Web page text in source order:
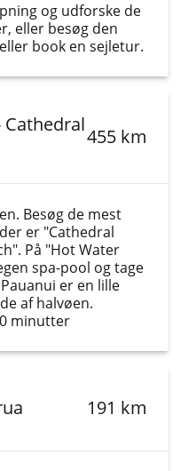
og udforske de
eller besøg den
book en sejletur.
Cathedral
455 km
Besøg de mest
er "Cathedral
På "Hot Water
spa-pool og tage
er en lille
af halvøen.
minutter
191 km